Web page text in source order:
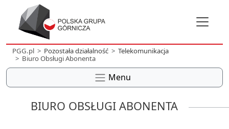
PGG.pl Pozostała działalność
Telekomunikacja
Biuro Obsługi Abonenta
Menu
BIURO OBSŁUGI ABONENTA